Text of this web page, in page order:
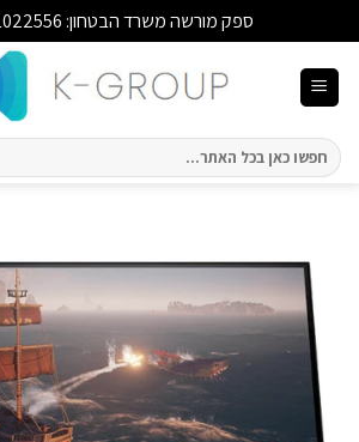
ספק מורשה משרד הבטחון: 0011022556
חיפוש
עבור: